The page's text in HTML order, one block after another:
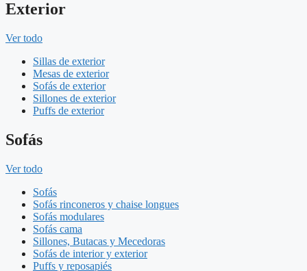
Exterior
Ver todo
Sillas de exterior
Mesas de exterior
Sofás de exterior
Sillones de exterior
Puffs de exterior
Sofás
Ver todo
Sofás
Sofás rinconeros y chaise longues
Sofás modulares
Sofás cama
Sillones, Butacas y Mecedoras
Sofás de interior y exterior
Puffs y reposapiés